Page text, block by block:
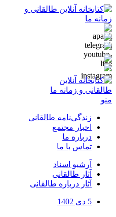
منو
زندگی‌نامه طالقانی
اخبار مجتمع
درباره ما
تماس با ما
آرشیو اسناد
آثار طالقانی
آثار درباره طالقانی
5 دی 1402